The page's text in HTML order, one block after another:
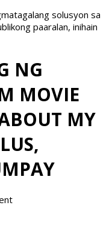
solusyon sa
paaralan, inihain
NG
MOVIE
MY